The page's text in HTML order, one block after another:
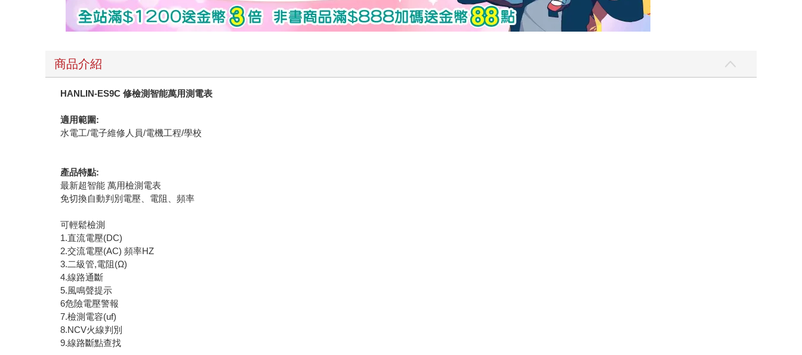
商品介紹
HANLIN-ES9C 修檢測智能萬用測電表
適用範圍:
水電工/電子維修人員/電機工程/學校
產品特點:
最新超智能 萬用檢測電表
免切換自動判別電壓、電阻、頻率
可輕鬆檢測
1.直流電壓(DC)
2.交流電壓(AC) 頻率HZ
3.二級管,電阻(Ω)
4.線路通斷
5.風鳴聲提示
6危險電壓警報
7.檢測電容(uf)
8.NCV火線判別
9.線路斷點查找